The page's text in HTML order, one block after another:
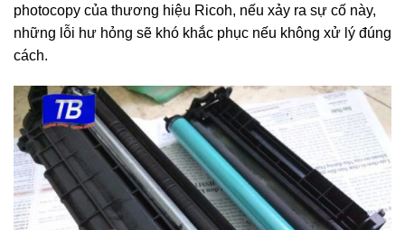
photocopy của thương hiệu Ricoh, nếu xảy ra sự cố này,
những lỗi hư hỏng sẽ khó khắc phục nếu không xử lý đúng
cách.